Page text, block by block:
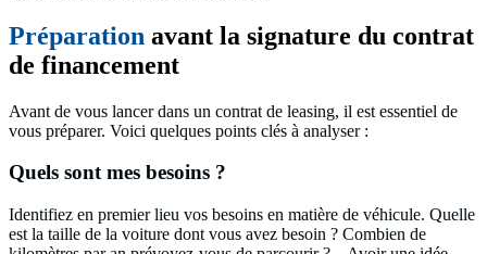
Préparation avant la signature du contrat
de financement
Avant de vous lancer dans un contrat de leasing, il est essentiel de
vous préparer. Voici quelques points clés à analyser :
Quels sont mes besoins ?
Identifiez en premier lieu vos besoins en matière de véhicule. Quelle
est la taille de la voiture dont vous avez besoin ? Combien de